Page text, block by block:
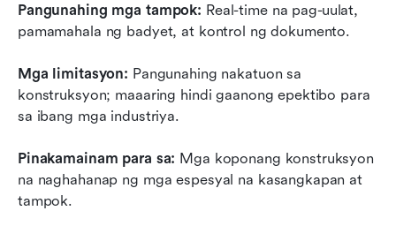
Pangunahing mga tampok: Real-time na pag-uulat,
pamamahala ng badyet, at kontrol ng dokumento.
Mga limitasyon: Pangunahing nakatuon sa
konstruksyon; maaaring hindi gaanong epektibo para
sa ibang mga industriya.
Pinakamainam para sa: Mga koponang konstruksyon
na naghahanap ng mga espesyal na kasangkapan at
tampok.